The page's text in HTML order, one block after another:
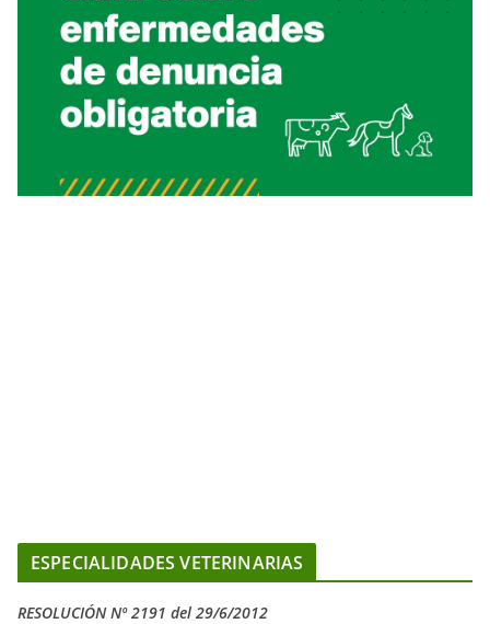
ESPECIALIDADES VETERINARIAS
RESOLUCIÓN Nº 2191 del 29/6/2012